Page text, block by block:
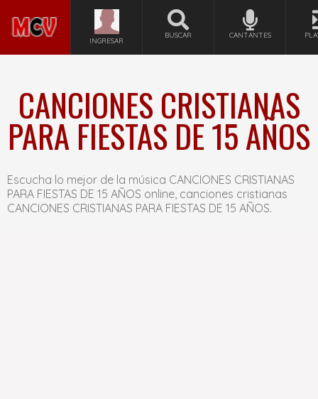
INGRESAR
BUSCAR CANTANTES
CANCIONES CRISTIANAS
PARA FIESTAS DE 15 AÑOS
Escucha lo mejor de la música CANCIONES CRISTIANAS
PARA FIESTAS DE 15 AÑOS online, canciones cristianas
CANCIONES CRISTIANAS PARA FIESTAS DE 15 AÑOS.